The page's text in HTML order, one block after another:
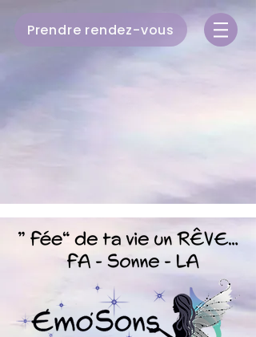
Prendre rendez-vous